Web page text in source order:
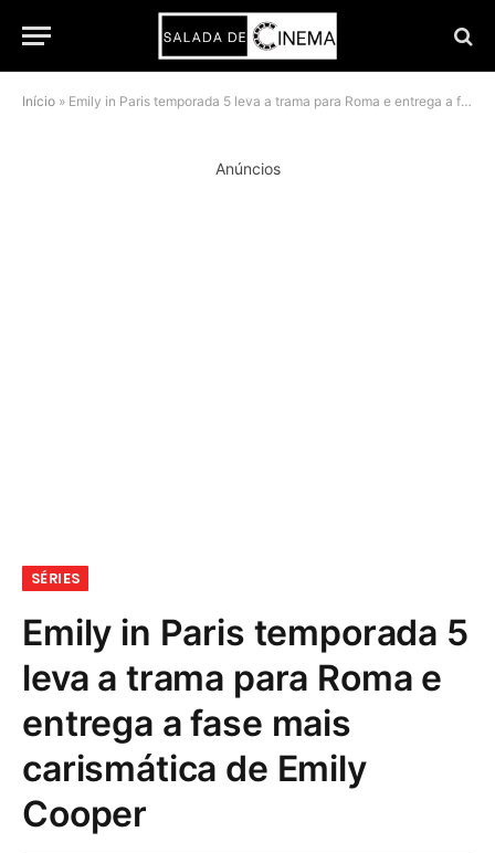
Início » Emily in Paris temporada 5 leva a trama para Roma e entrega a fase mais carismática de Emily Cooper
Anúncios
SÉRIES
Emily in Paris temporada 5
leva a trama para Roma e
entrega a fase mais
carismática de Emily
Cooper